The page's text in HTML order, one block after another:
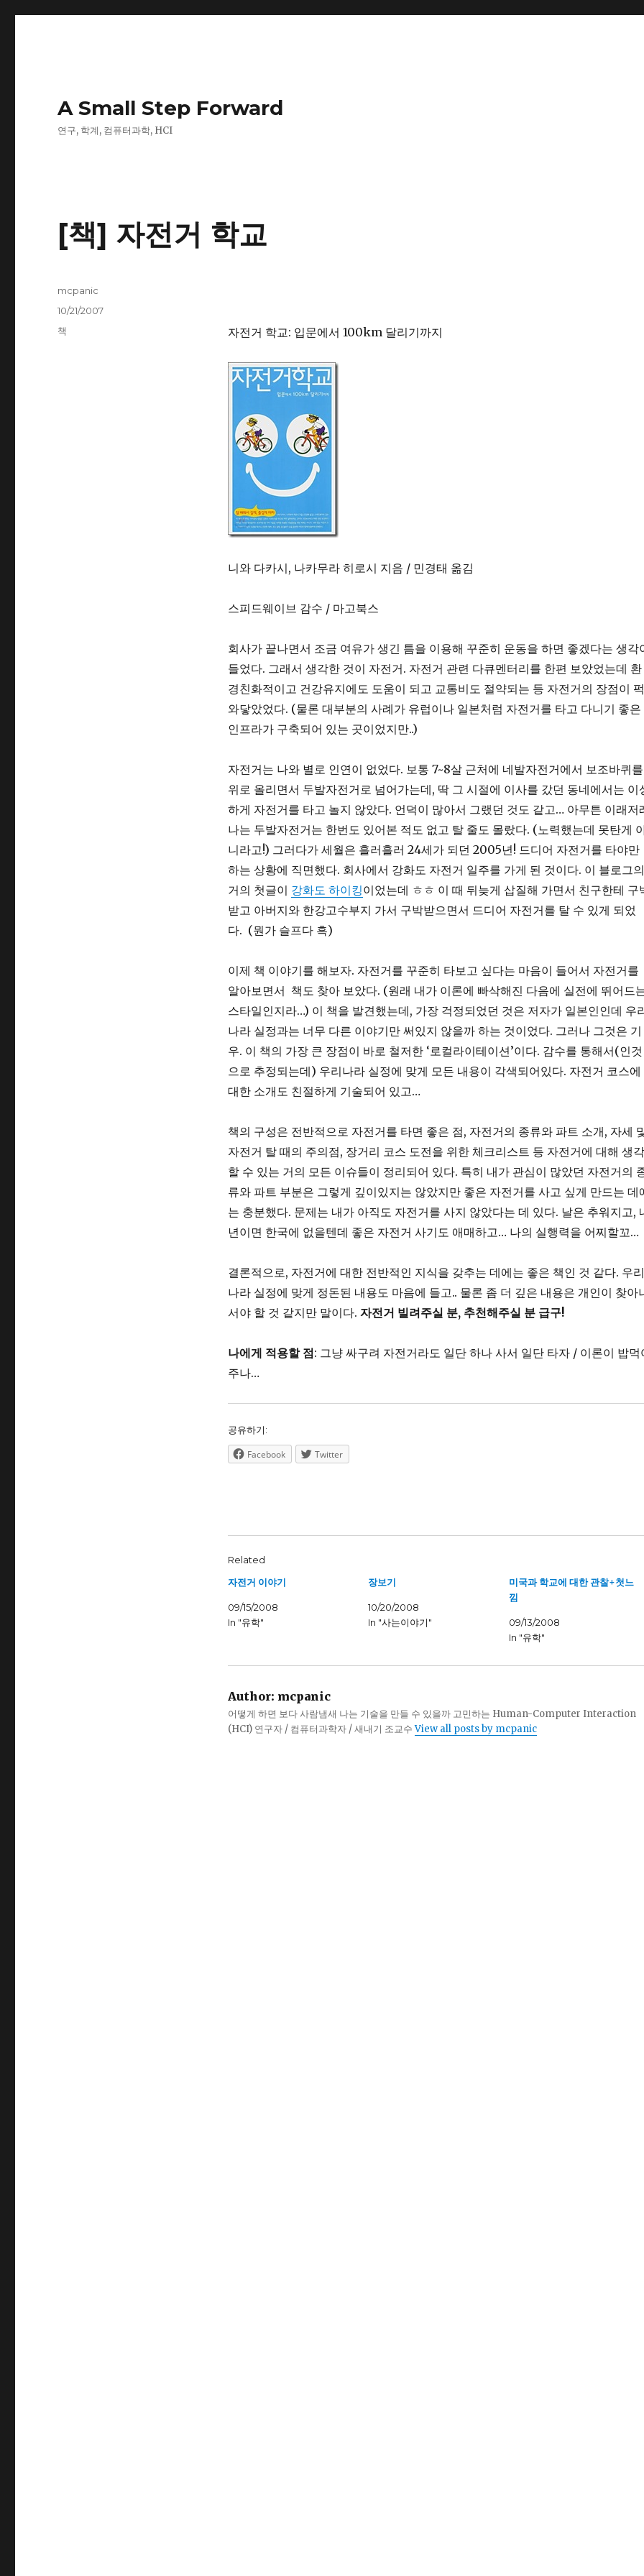
A Small Step Forward
연구, 학계, 컴퓨터과학, HCI
[책] 자전거 학교
자전거 학교: 입문에서 100km 달리기까지
니와 다카시, 나카무라 히로시 지음 / 민경태 옮김
스피드웨이브 감수 / 마고북스
회사가 끝나면서 조금 여유가 생긴 틈을 이용해 꾸준히 운동을 하면 좋겠다는 생각
들었다. 그래서 생각한 것이 자전거. 자전거 관련 다큐멘터리를 한편 보았었는데 환
경친화적이고 건강유지에도 도움이 되고 교통비도 절약되는 등 자전거의 장점이 퍽
와닿았었다. (물론 대부분의 사례가 유럽이나 일본처럼 자전거를 타고 다니기 좋은
인프라가 구축되어 있는 곳이었지만..)
자전거는 나와 별로 인연이 없었다. 보통 7~8살 근처에 네발자전거에서 보조바퀴를
위로 올리면서 두발자전거로 넘어가는데, 딱 그 시절에 이사를 갔던 동네에서는 이
하게 자전거를 타고 놀지 않았다. 언덕이 많아서 그랬던 것도 같고… 아무튼 이래저
나는 두발자전거는 한번도 있어본 적도 없고 탈 줄도 몰랐다. (노력했는데 못탄게
니라고!) 그러다가 세월은 흘러흘러 24세가 되던 2005년! 드디어 자전거를 타야만
하는 상황에 직면했다. 회사에서 강화도 자전거 일주를 가게 된 것이다. 이 블로그의
거의 첫글이 강화도 하이킹이었는데 ㅎㅎ 이 때 뒤늦게 삽질해 가면서 친구한테 구
받고 아버지와 한강고수부지 가서 구박받으면서 드디어 자전거를 탈 수 있게 되었
다. (뭔가 슬프다 흑)
이제 책 이야기를 해보자. 자전거를 꾸준히 타보고 싶다는 마음이 들어서 자전거를
알아보면서 책도 찾아 보았다. (원래 내가 이론에 빠삭해진 다음에 실전에 뛰어드
스타일인지라…) 이 책을 발견했는데, 가장 걱정되었던 것은 저자가 일본인인데 우
나라 실정과는 너무 다른 이야기만 써있지 않을까 하는 것이었다. 그러나 그것은 기
우. 이 책의 가장 큰 장점이 바로 철저한 ‘로컬라이테이션’이다. 감수를 통해서(인것
으로 추정되는데) 우리나라 실정에 맞게 모든 내용이 각색되어있다. 자전거 코스에
대한 소개도 친절하게 기술되어 있고…
책의 구성은 전반적으로 자전거를 타면 좋은 점, 자전거의 종류와 파트 소개, 자세
자전거 탈 때의 주의점, 장거리 코스 도전을 위한 체크리스트 등 자전거에 대해 생각
할 수 있는 거의 모든 이슈들이 정리되어 있다. 특히 내가 관심이 많았던 자전거의
류와 파트 부분은 그렇게 깊이있지는 않았지만 좋은 자전거를 사고 싶게 만드는 데
는 충분했다. 문제는 내가 아직도 자전거를 사지 않았다는 데 있다. 날은 추워지고,
년이면 한국에 없을텐데 좋은 자전거 사기도 애매하고… 나의 실행력을 어찌할꼬…
결론적으로, 자전거에 대한 전반적인 지식을 갖추는 데에는 좋은 책인 것 같다. 우리
나라 실정에 맞게 정돈된 내용도 마음에 들고.. 물론 좀 더 깊은 내용은 개인이 찾아
서야 할 것 같지만 말이다. 자전거 빌려주실 분, 추천해주실 분 급구!
나에게 적용할 점: 그냥 싸구려 자전거라도 일단 하나 사서 일단 타자 / 이론이 밥먹
주나…
공유하기:
Facebook Twitter
Related
자전거 이야기
09/15/2008
In "유학"
장보기
10/20/2008
In "사는이야기"
미국과 학교에 대한 관찰+첫느
낌
09/13/2008
In "유학"
Author: mcpanic
어떻게 하면 보다 사람냄새 나는 기술을 만들 수 있을까 고민하는 Human-Computer Interaction
(HCI) 연구자 / 컴퓨터과학자 / 새내기 조교수View all posts by mcpanic
Author
mcpanic
Posted
on
10/21/2007
Categories
책